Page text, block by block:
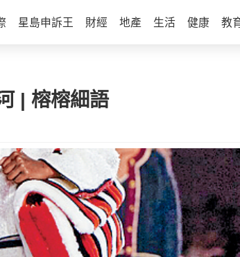
星島申訴王 財經 地產 生活 健康 教
| 榕榕細語